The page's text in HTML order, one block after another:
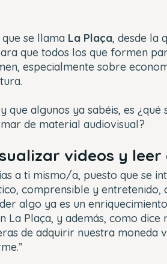
se llama La Plaça, desde la
que todos los que formen
especialmente sobre
que algunos ya sabéis, es
de material audiovisual?
videos y
a ti mismo/a, puesto que se
comprensible y entretenido,
algo ya es un
La Plaça, y además, como dice
de adquirir nuestra moneda